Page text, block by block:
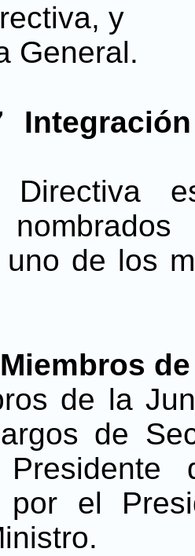
y
General.
uno de los
de la
de
por el